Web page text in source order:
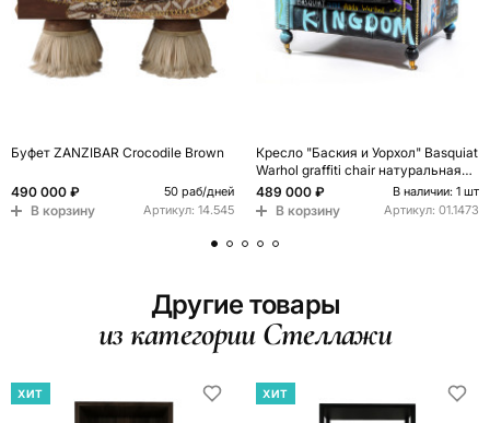
Буфет ZANZIBAR Crocodile Brown
490 000 ₽ 50 раб/дней
В корзину Артикул: 14.545
Кресло "Баския и Уорхол" Basquiat
Warhol graffiti chair натуральная
кожа
489 000 ₽ В наличии: 1 шт
В корзину Артикул: 01.1473
Другие товары
из категории Стеллажи
ХИТ ХИТ